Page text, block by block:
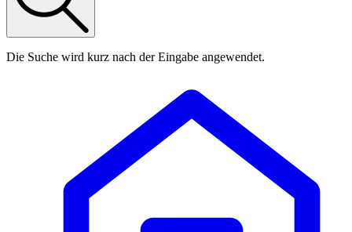
Die Suche wird kurz nach der Eingabe angewendet.